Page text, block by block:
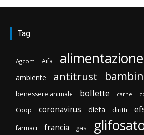
Tag
Agcom Aifa alimentazione
ambiente antitrust
benessere animale bollette carne
Coop coronavirus dieta diritti
farmaci francia gas glifosato